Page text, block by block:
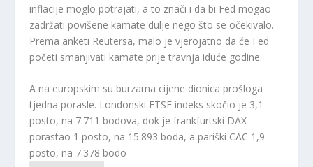
inflacije moglo potrajati, a to znači i da bi Fed mogao
zadržati povišene kamate dulje nego što se očekivalo.
Prema anketi Reutersa, malo je vjerojatno da će Fed
početi smanjivati kamate prije travnja iduće godine.
A na europskim su burzama cijene dionica prošloga
tjedna porasle. Londonski FTSE indeks skočio je 3,1
posto, na 7.711 bodova, dok je frankfurtski DAX
porastao 1 posto, na 15.893 boda, a pariški CAC 1,9
posto, na 7.378 bodo